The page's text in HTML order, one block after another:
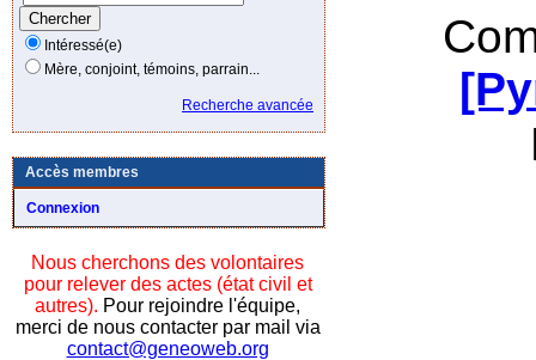
Intéressé(e)
Mère, conjoint, témoins, parrain...
Recherche avancée
Accès membres
Connexion
Nous cherchons des volontaires
pour relever des actes (état civil et
autres). Pour rejoindre l'équipe,
merci de nous contacter par mail via
contact@geneoweb.org